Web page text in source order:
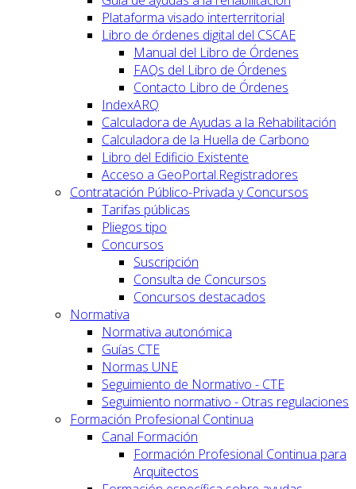
Plataforma visado interterritorial
Libro de órdenes digital del CSCAE
Manual del Libro de Órdenes
FAQs del Libro de Órdenes
Contacto Libro de Órdenes
IndexARQ
Calculadora de Ayudas a la Rehabilitación
Calculadora de la Huella de Carbono
Libro del Edificio Existente
Acceso a GeoPortal.Registradores
Contratación Público-Privada y Concursos
Tarifas públicas
Pliegos tipo
Concursos
Suscripción
Consulta de Concursos
Concursos destacados
Normativa
Normativa autonómica
Guías CTE
Normas UNE
Seguimiento de Normativo - CTE
Seguimiento normativo - Otras regulaciones
Formación Profesional Continua
Canal Formación
Formación Profesional Continua para
Arquitectos